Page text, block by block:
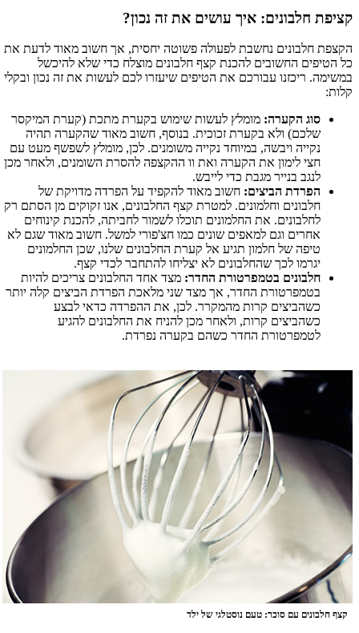
קציפת חלבונים: איך עושים את זה נכון?
הקצפת חלבונים נחשבת לפעולה פשוטה יחסית, אך חשוב מאוד לדעת את
כל הטיפים החשובים להכנת קצף חלבונים מוצלח כדי שלא להיכשל
במשימה. ריכזנו עבורכם את הטיפים שיעזרו לכם לעשות את זה נכון ובקלי
קלות:
סוג הקערה: מומלץ לעשות שימוש בקערת מתכת (קערת המיקסר
שלכם) ולא בקערת זכוכית. בנוסף, חשוב מאוד שהקערה תהיה
נקייה ויבשה, במיוחד נקייה משומנים. לכן, מומלץ לשפשף מעט עם
חצי לימון את הקערה ואת וו ההקצפה להסרת השומנים, ולאחר מכן
לנגב בנייר מגבת כדי לייבש.
הפרדת הביצים: חשוב מאוד להקפיד על הפרדה מדויקת של
חלבונים וחלמונים. למטרת קצף החלבונים, אנו זקוקים מן הסתם רק
לחלבונים. את החלמונים תוכלו לשמור לחביתה, להכנת קינוחים
אחרים וגם למאפים שונים כמו חצ'פורי למשל. חשוב מאוד שגם לא
טיפה של חלמון תגיע אל קערת החלבונים שלנו, שכן החלמונים
יגרמו לכך שהחלבונים לא יצליחו להתחבר לכדי קצף.
חלבונים בטמפרטורת החדר: מצד אחד החלבונים צריכים להיות
בטמפרטורת החדר, אך מצד שני מלאכת הפרדת הביצים קלה יותר
כשהביצים קרות מהמקרר. לכן, את ההפרדה כדאי לבצע
כשהביצים קרות, ולאחר מכן להניח את החלבונים להגיע
לטמפרטורת החדר כשהם בקערה נפרדת.
קצף חלבונים עם סוכר: טעם נוסטלגי של ילד